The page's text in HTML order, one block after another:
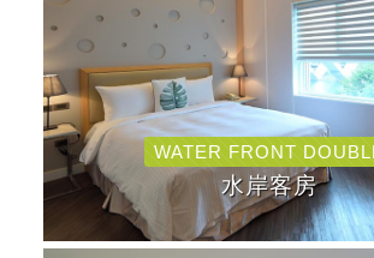
WATER FRONT
水岸客房